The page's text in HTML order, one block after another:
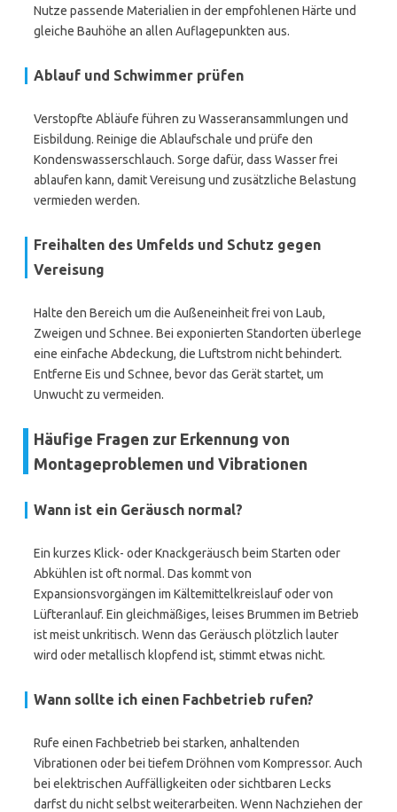
Nutze passende Materialien in der empfohlenen Härte und
gleiche Bauhöhe an allen Auflagepunkten aus.
Ablauf und Schwimmer prüfen
Verstopfte Abläufe führen zu Wasseransammlungen und
Eisbildung. Reinige die Ablaufschale und prüfe den
Kondenswasserschlauch. Sorge dafür, dass Wasser frei
ablaufen kann, damit Vereisung und zusätzliche Belastung
vermieden werden.
Freihalten des Umfelds und Schutz gegen
Vereisung
Halte den Bereich um die Außeneinheit frei von Laub,
Zweigen und Schnee. Bei exponierten Standorten überlege
eine einfache Abdeckung, die Luftstrom nicht behindert.
Entferne Eis und Schnee, bevor das Gerät startet, um
Unwucht zu vermeiden.
Häufige Fragen zur Erkennung von
Montageproblemen und Vibrationen
Wann ist ein Geräusch normal?
Ein kurzes Klick- oder Knackgeräusch beim Starten oder
Abkühlen ist oft normal. Das kommt von
Expansionsvorgängen im Kältemittelkreislauf oder von
Lüfteranlauf. Ein gleichmäßiges, leises Brummen im Betrieb
ist meist unkritisch. Wenn das Geräusch plötzlich lauter
wird oder metallisch klopfend ist, stimmt etwas nicht.
Wann sollte ich einen Fachbetrieb rufen?
Rufe einen Fachbetrieb bei starken, anhaltenden
Vibrationen oder bei tiefem Dröhnen vom Kompressor. Auch
bei elektrischen Auffälligkeiten oder sichtbaren Lecks
darfst du nicht selbst weiterarbeiten. Wenn Nachziehen der